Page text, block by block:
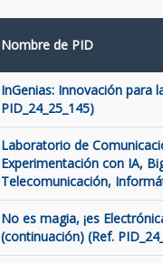
Nombre de PID
InGenias: Innovación para
PID_24_25_145)
Laboratorio de
Experimentación con IA,
Telecomunicación,
No es magia, ¡es
(continuación) (Ref.